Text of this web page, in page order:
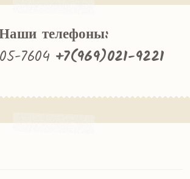
телефоны:
7604 +7(969)021-9221